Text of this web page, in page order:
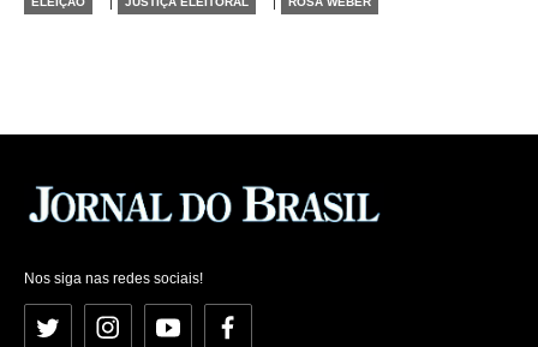
Nos siga nas redes sociais!
Twitter InstagramYouTubeFacebook